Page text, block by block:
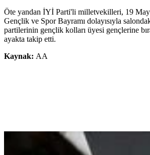
Öte yandan İYİ Parti'li milletvekilleri, 19
Gençlik ve Spor Bayramı dolayısıyla
partilerinin gençlik kolları üyesi gençlerine
ayakta takip etti.
Kaynak: AA